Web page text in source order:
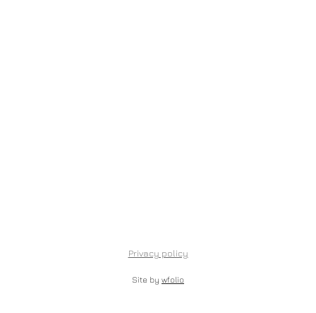
Privacy policy
Site by wfolio